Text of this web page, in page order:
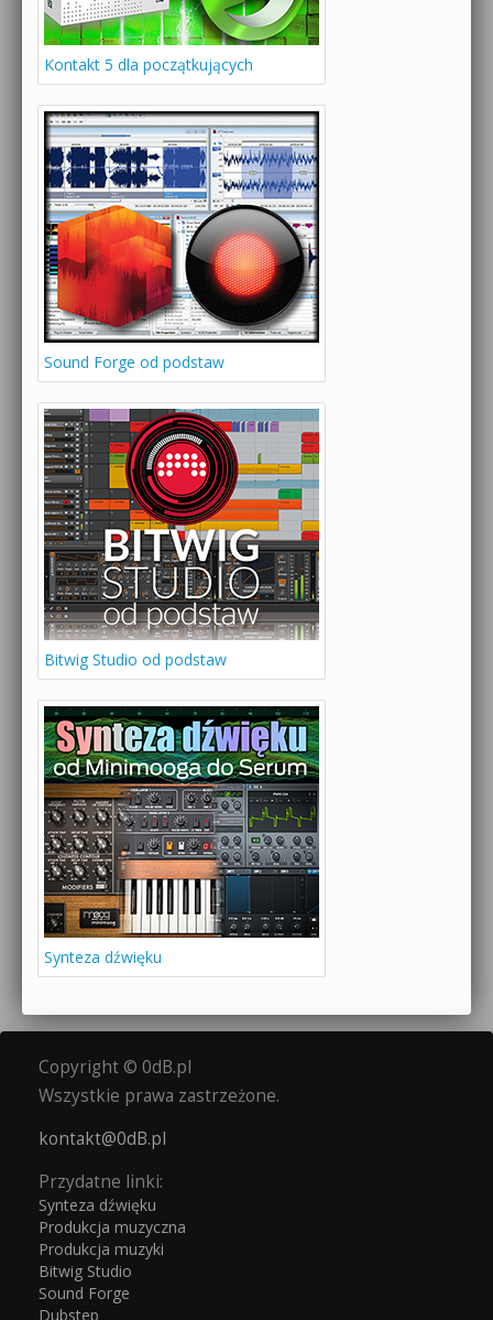
Kontakt 5 dla początkujących
Sound Forge od podstaw
Bitwig Studio od podstaw
Synteza dźwięku
Copyright © 0dB.pl
Wszystkie prawa zastrzeżone.
kontakt@0dB.pl
Przydatne linki:
Synteza dźwięku
Produkcja muzyczna
Produkcja muzyki
Bitwig Studio
Sound Forge
Dubstep